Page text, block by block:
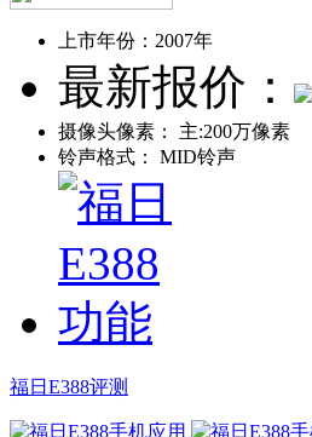
上市年份： 2007年
最新报价：
摄像头像素：
主:200万像素
铃声格式：
MID铃声
福日E388评测